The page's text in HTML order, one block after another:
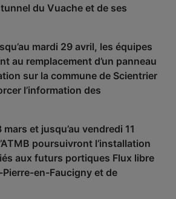
du Vuache et de ses
mardi 29 avril, les équipes
au remplacement d’un panneau
sur la commune de Scientrier
l’information des
et jusqu’au vendredi 11
poursuivront l’installation
aux futurs portiques Flux libre
en-Faucigny et de